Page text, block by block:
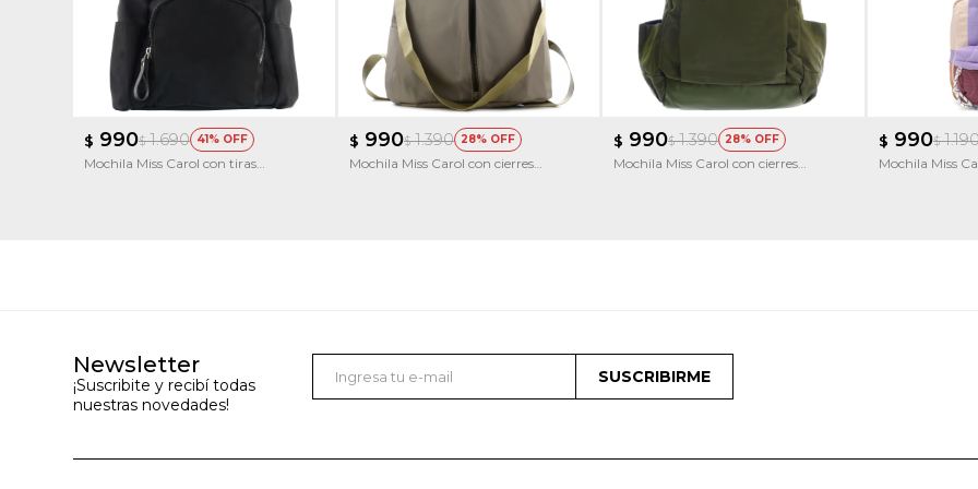
$ 990$ 1.690 41
Mochila Miss Carol con tiras
$ 990$ 1.390 28
Mochila Miss Carol con cierres
$ 990$ 1.390 28
Mochila Miss Carol con cierres
$ 990$
Mochila Miss
Newsletter
¡Suscribite y recibí todas
nuestras novedades!
SUSCRIBIRME